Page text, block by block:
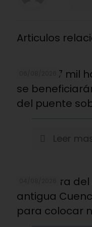
Articulos
Más de 7 mil
se
del puente
Leer
Prefectura
antigua
para colocar